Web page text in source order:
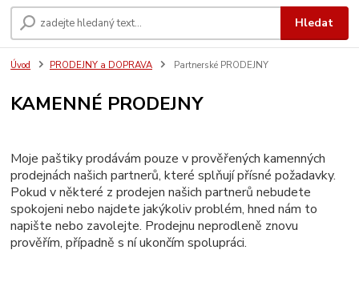
Hledat
Úvod PRODEJNY a DOPRAVA Partnerské PRODEJNY
KAMENNÉ PRODEJNY
Moje paštiky prodávám pouze v prověřených kamenných
prodejnách našich partnerů, které splňují přísné požadavky.
Pokud v některé z prodejen našich partnerů nebudete
spokojeni nebo najdete jakýkoliv problém, hned nám to
napište nebo zavolejte. Prodejnu neprodleně znovu
prověřím, případně s ní ukončím spolupráci.